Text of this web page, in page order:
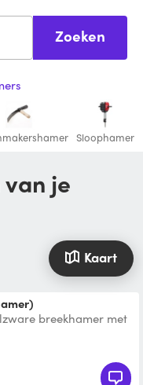
Zoeken
Sloophamer
Kaart
breekhamer met